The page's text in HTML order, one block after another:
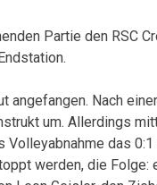
Partie den RSC
angefangen. Nach
um. Allerdings
Volleyabnahme das
werden, die